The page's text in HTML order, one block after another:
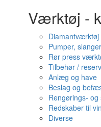
Værktøj -
Diamantværktøj
Pumper,
Rør press
Tilbehør /
Anlæg og have
Beslag og
Rengørings-
Redskaber til
Diverse